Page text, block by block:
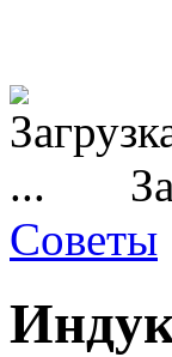
Советы